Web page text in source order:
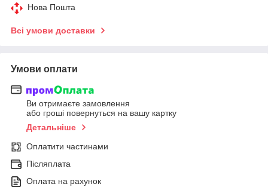
Нова Пошта
Всі умови доставки
Умови оплати
Ви отримаєте замовлення
або гроші повернуться на вашу картку
Детальніше
Оплатити частинами
Післяплата
Оплата на рахунок